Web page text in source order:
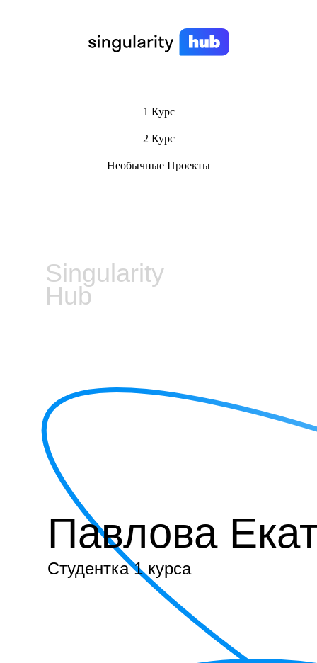
1 Курс
2 Курс
Необычные Проекты
Singularity
Hub
Студентка 1 курса
Павлова